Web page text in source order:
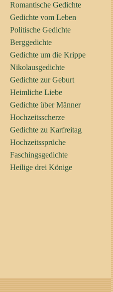
Romantische Gedichte
Gedichte vom Leben
Politische Gedichte
Berggedichte
Gedichte um die Krippe
Nikolausgedichte
Gedichte zur Geburt
Heimliche Liebe
Gedichte über Männer
Hochzeitsscherze
Gedichte zu Karfreitag
Hochzeitssprüche
Faschingsgedichte
Heilige drei Könige